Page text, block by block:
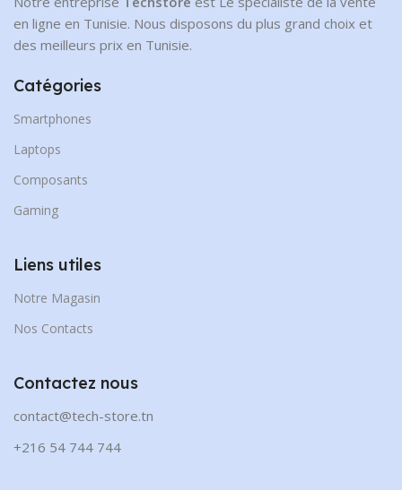
en ligne en Tunisie. Nous disposons du plus grand choix et
des meilleurs prix en Tunisie.
Catégories
Smartphones
Laptops
Composants
Gaming
Liens utiles
Notre Magasin
Nos Contacts
Contactez nous
contact@tech-store.tn
+216 54 744 744